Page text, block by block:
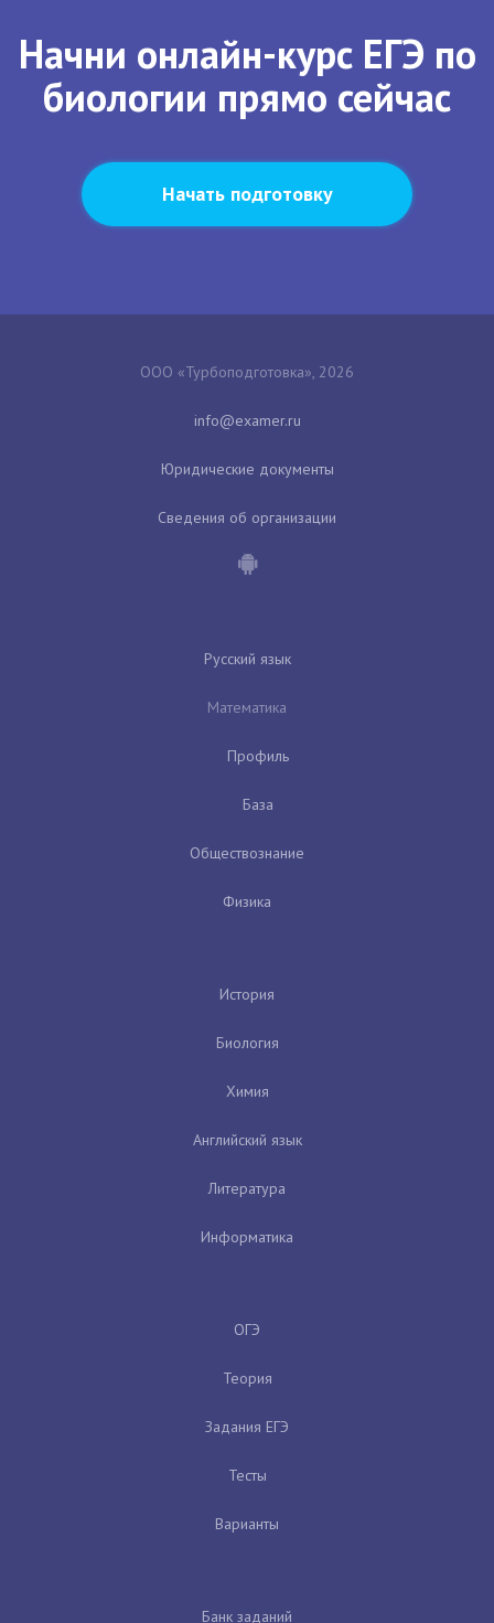
Начни онлайн-курс ЕГЭ по
биологии прямо сейчас
Начать подготовку
ООО «Турбоподготовка», 2026
Юридические документы
Сведения об организации
Русский язык
Математика
Профиль
База
Обществознание
Физика
История
Биология
Химия
Английский язык
Литература
Информатика
ОГЭ
Теория
Задания ЕГЭ
Тесты
Варианты
Банк заданий